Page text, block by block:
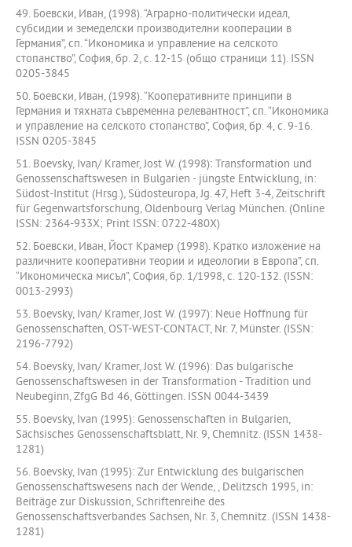
49. Боевски, Иван, (1998). “Аграрно-политически идеал,
субсидии и земеделски производителни кооперации в
Германия”, сп. “Икономика и управление на селското
стопанство”, София, бр. 2, с. 12-15 (общо страници 11). ISSN
0205-3845
50. Боевски, Иван, (1998). “Кооперативните принципи в
Германия и тяхната съвременна релевантност”, сп. “Икономика
и управление на селското стопанство”, София, бр. 4, с. 9-16.
ISSN 0205-3845
51. Boevsky, Ivan/ Kramer, Jost W. (1998): Transformation und
Genossenschaftswesen in Bulgarien - jüngste Entwicklung, in:
Südost-Institut (Hrsg.), Südosteuropa, Jg. 47, Heft 3-4, Zeitschrift
für Gegenwartsforschung, Oldenbourg Verlag München. (Online
ISSN: 2364-933X; Print ISSN: 0722-480X)
52. Боевски, Иван, Йост Крамер (1998). Кратко изложение на
различните кооперативни теории и идеологии в Европа”, сп.
“Икономическа мисъл”, София, бр. 1/1998, с. 120-132. (ISSN:
0013-2993)
53. Boevsky, Ivan/ Kramer, Jost W. (1997): Neue Hoffnung für
Genossenschaften, OST-WEST-CONTACT, Nr. 7, Münster. (ISSN:
2196-7792)
54. Boevsky, Ivan/ Kramer, Jost W. (1996): Das bulgarische
Genossenschaftswesen in der Transformation - Tradition und
Neubeginn, ZfgG Bd 46, Göttingen. ISSN 0044-3439
55. Boevsky, Ivan (1995): Genossenschaften in Bulgarien,
Sächsisches Genossenschaftsblatt, Nr. 9, Chemnitz. (ISSN 1438-
1281)
56. Boevsky, Ivan (1995): Zur Entwicklung des bulgarischen
Genossenschaftswesens nach der Wende, , Delitzsch 1995, in:
Beiträge zur Diskussion, Schriftenreihe des
Genossenschaftsverbandes Sachsen, Nr. 3, Chemnitz. (ISSN 1438-
1281)